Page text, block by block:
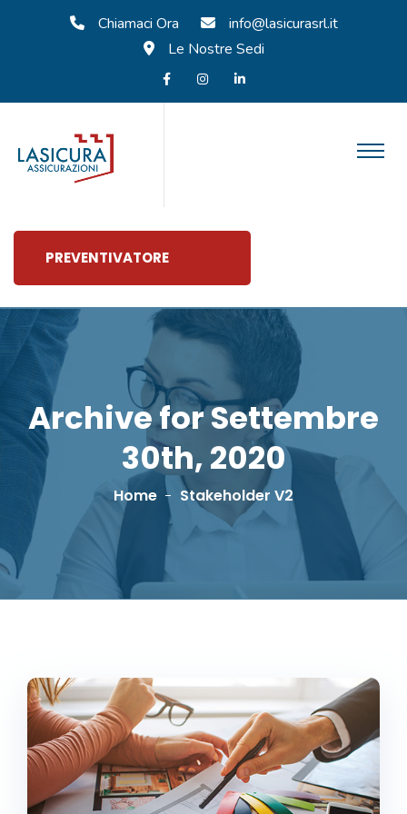
Chiamaci Ora
info@lasicurasrl.it
Le Nostre Sedi
PREVENTIVATORE
Archive for Settembre
30th, 2020
Home Stakeholder V2